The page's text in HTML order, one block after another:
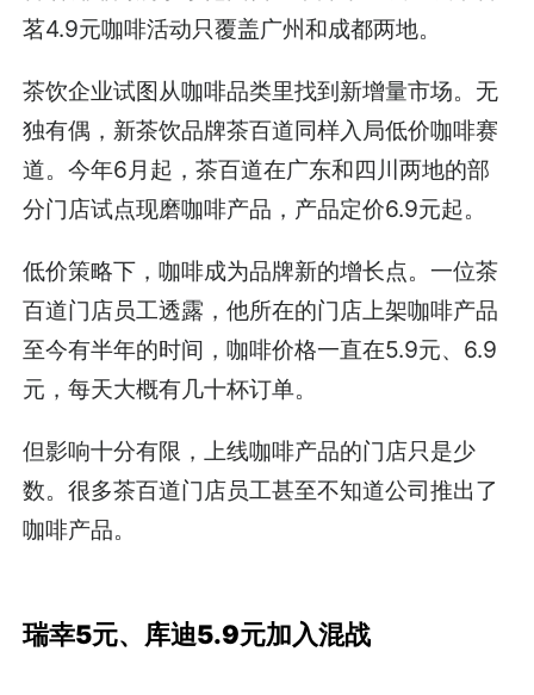
茗4.9元咖啡活动只覆盖广州和成都两地。
茶饮企业试图从咖啡品类里找到新增量市场。无
独有偶，新茶饮品牌茶百道同样入局低价咖啡赛
道。今年6月起，茶百道在广东和四川两地的部
分门店试点现磨咖啡产品，产品定价6.9元起。
低价策略下，咖啡成为品牌新的增长点。一位茶
百道门店员工透露，他所在的门店上架咖啡产品
至今有半年的时间，咖啡价格一直在5.9元、6.9
元，每天大概有几十杯订单。
但影响十分有限，上线咖啡产品的门店只是少
数。很多茶百道门店员工甚至不知道公司推出了
咖啡产品。
瑞幸5元、库迪5.9元加入混战